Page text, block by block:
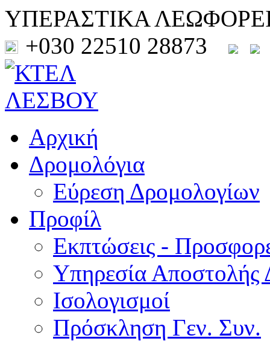
ΥΠΕΡΑΣΤΙΚΑ
+030 22510 28873
Αρχική
Δρομολόγια
Εύρεση Δρομολογίων
Προφίλ
Εκπτώσεις -
Υπηρεσία Αποστολής
Ισολογισμοί
Πρόσκληση Γεν. Συν.